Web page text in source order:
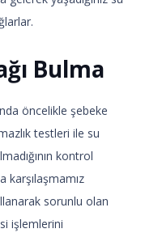
Bulma
öncelikle şebeke
testleri ile su
kontrol
karşılaşmamız
sorunlu olan
işlemlerini